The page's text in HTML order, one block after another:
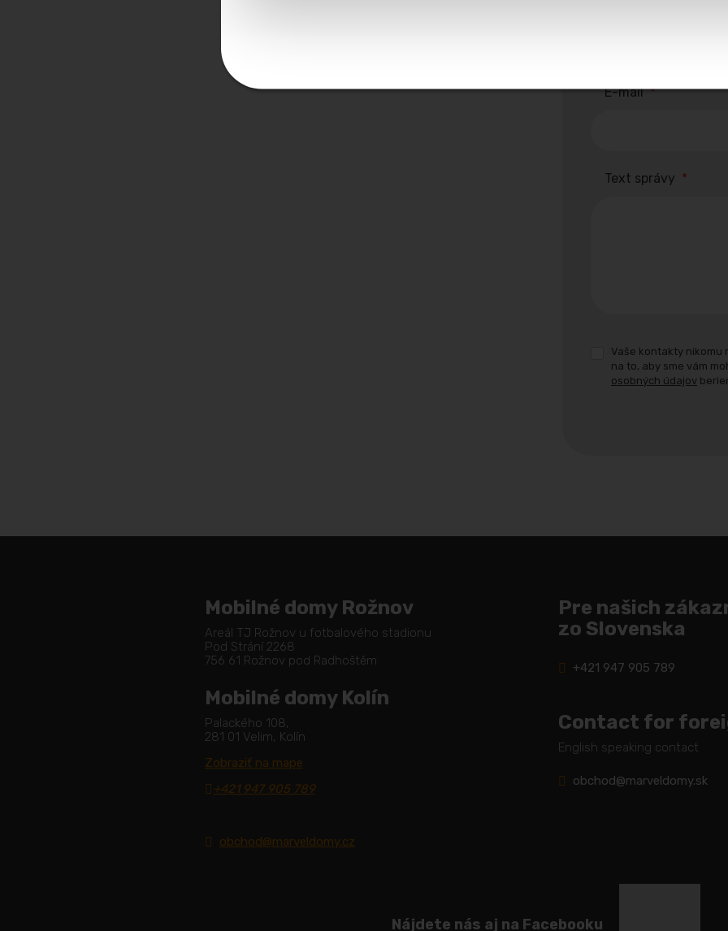
E-mail *
Text správy *
Vaše kontakty nikomu
na to, aby sme vám
osobných údajov
Mobilné domy Rožnov
Areál TJ Rožnov u fotbalového stadionu
Pod Strání 2268
756 61 Rožnov pod Radhoštěm
Mobilné domy Kolín
Palackého 108,
281 01 Velim, Kolín
Zobraziť na mape
+421 947 905 789
obchod@marveldomy.cz
Pre našich
zo Slovenska
+421 947 905 789
Contact for
English speaking contact
obchod@marveldomy.sk
Nájdete nás aj na Facebooku